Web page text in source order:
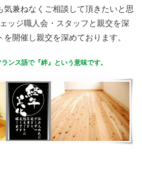
気兼ねなくご相談して頂きたいと思
ッジ職人会・スタッフと親交を深
開催し親交を深めております。
ンス語で『絆』という意味です。